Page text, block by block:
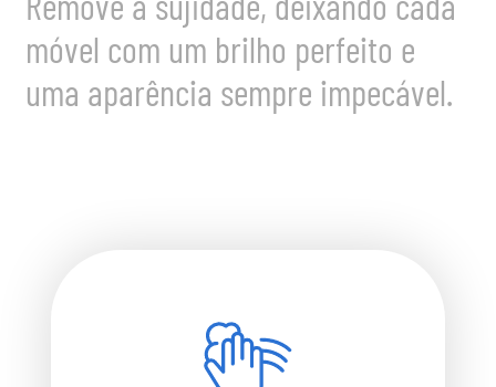
Remove a sujidade, deixando cada
móvel com um brilho perfeito e
uma aparência sempre impecável.